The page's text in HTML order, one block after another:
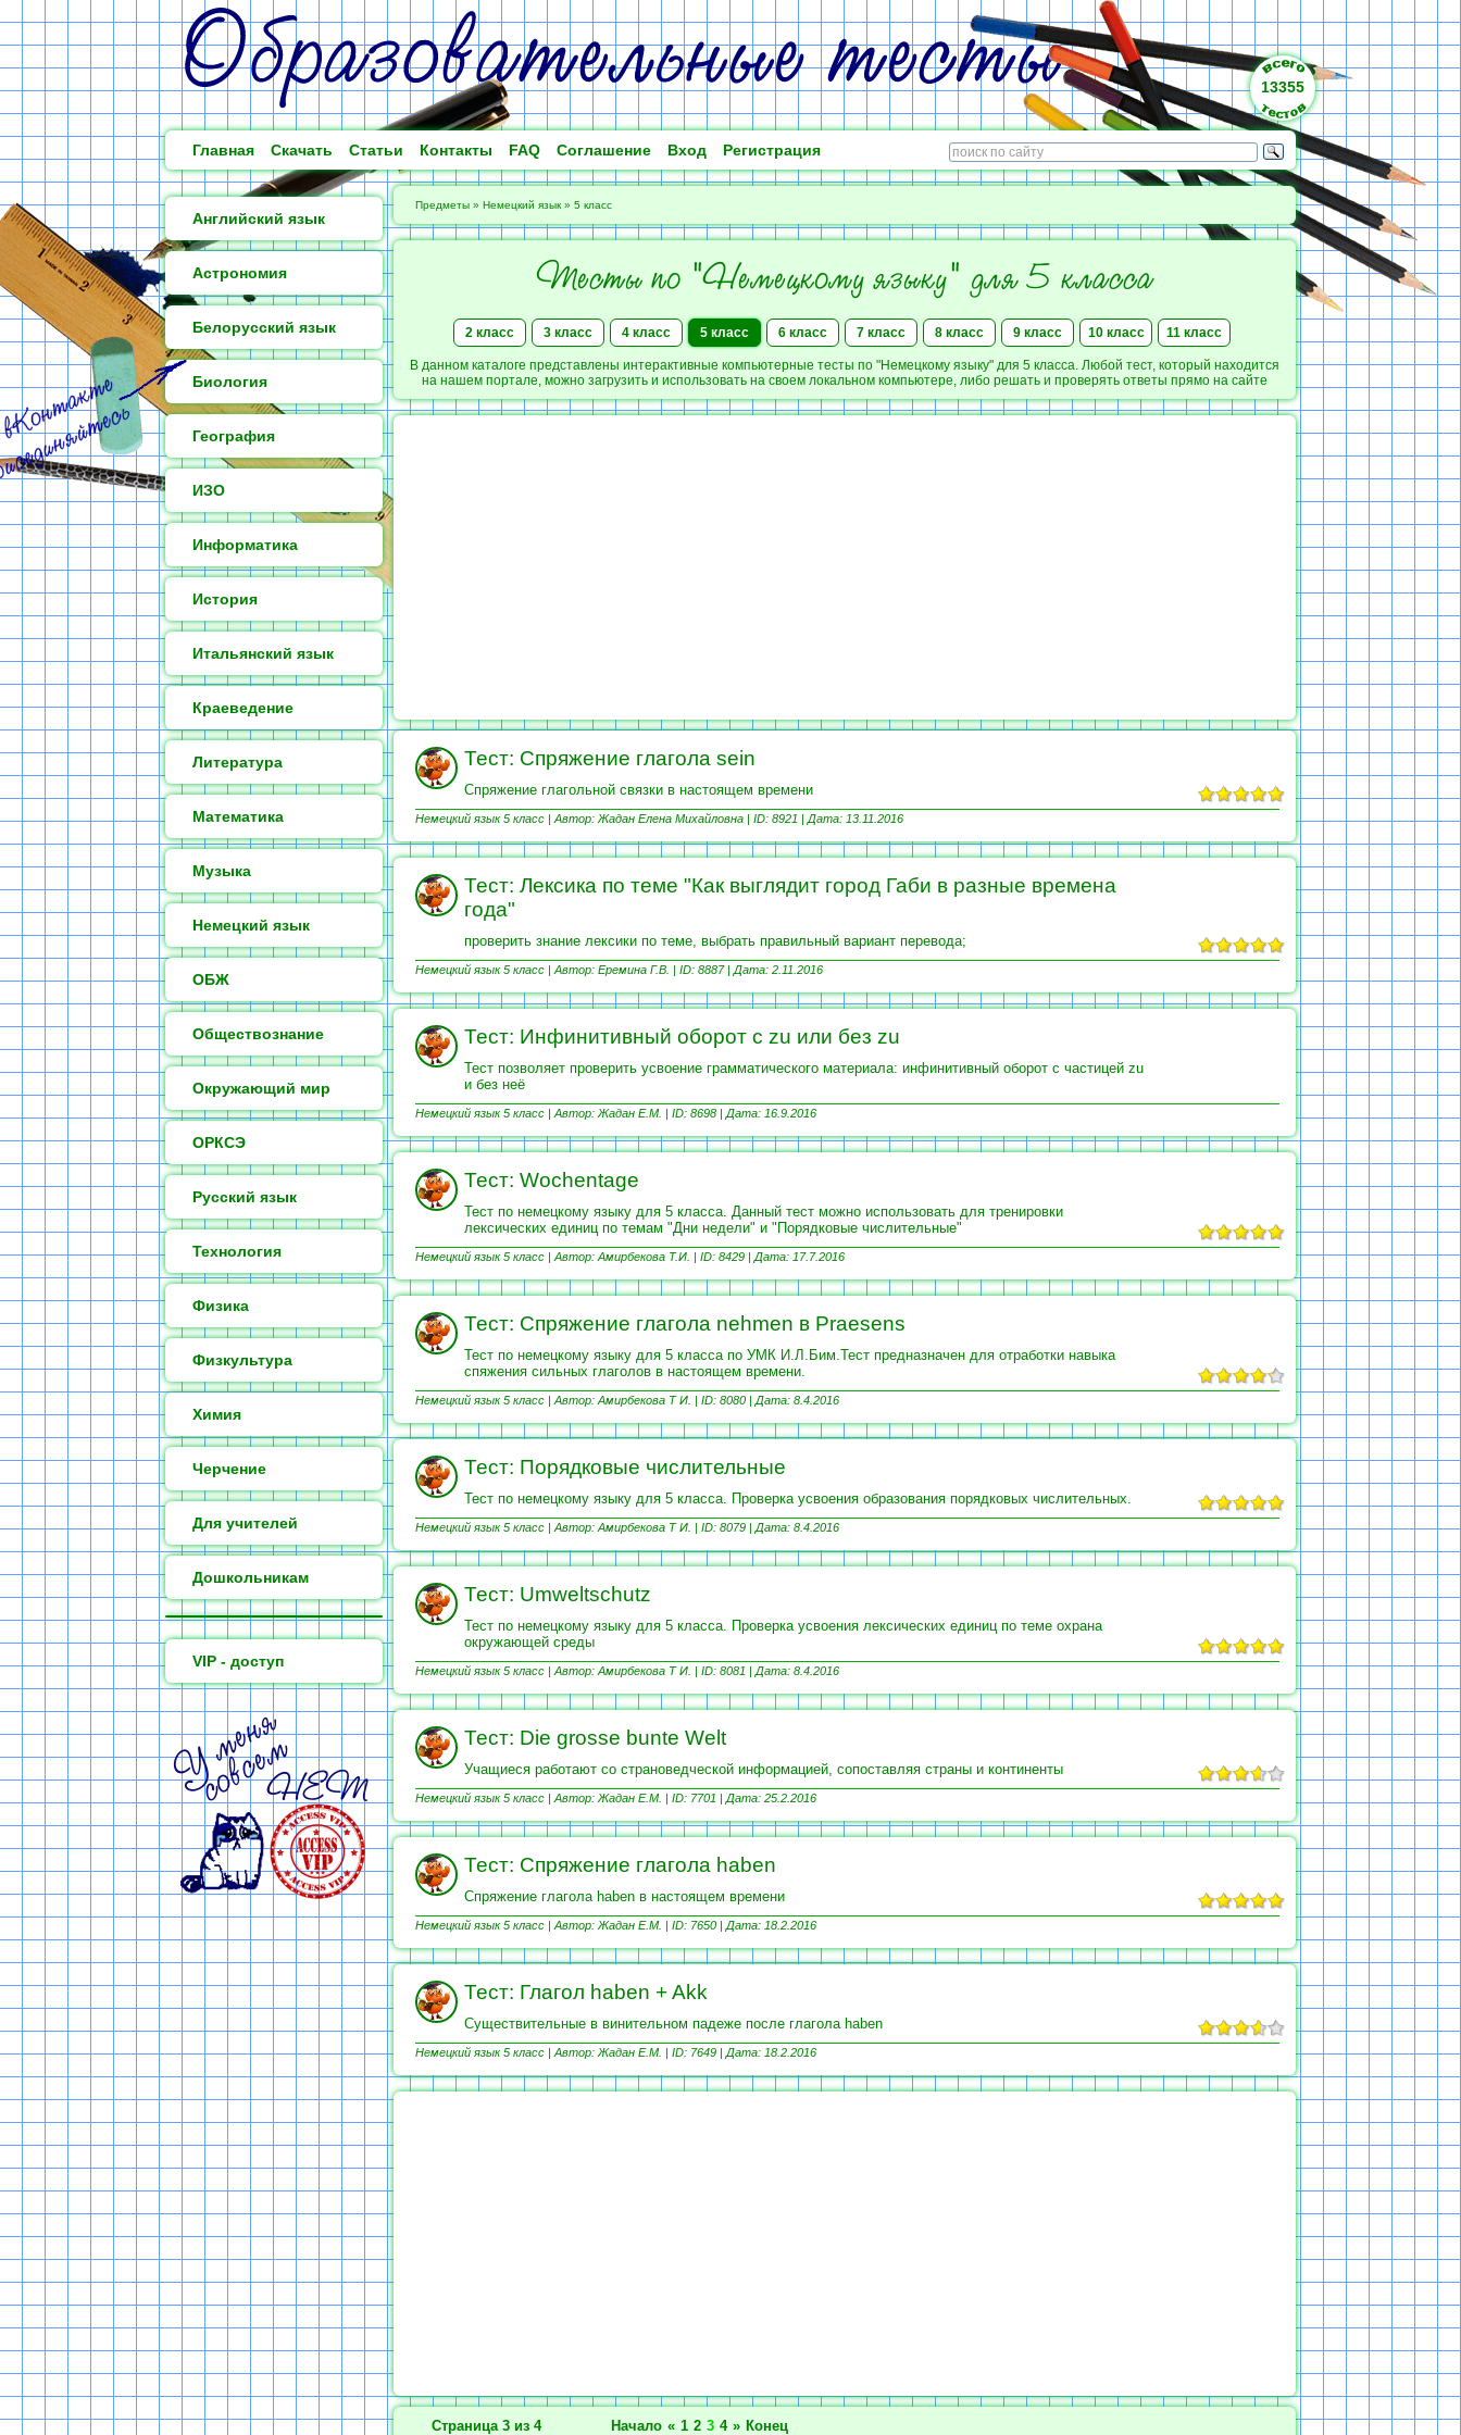
13355
Главная Скачать Статьи Контакты FAQ Соглашение Вход Регистрация
Английский язык
Астрономия
Белорусский язык
Биология
География
ИЗО
Информатика
История
Итальянский язык
Краеведение
Литература
Математика
Музыка
Немецкий язык
ОБЖ
Обществознание
Окружающий мир
ОРКСЭ
Русский язык
Технология
Физика
Физкультура
Химия
Черчение
Для учителей
Дошкольникам
VIP - доступ
Предметы » Немецкий язык » 5 класс
Тесты по "Немецкому языку" для 5 класса
2 класс 3 класс 4 класс 5 класс 6 класс 7 класс 8 класс 9 класс 10 класс 11 класс
В данном каталоге представлены интерактивные компьютерные тесты по "Немецкому языку" для 5 класса. Любой тест, который находится
на нашем портале, можно загрузить и использовать на своем локальном компьютере, либо решать и проверять ответы прямо на сайте
Тест: Спряжение глагола sein
Спряжение глагольной связки в настоящем времени
Немецкий язык 5 класс | Автор: Жадан Елена Михайловна | ID: 8921 | Дата: 13.11.2016
Тест: Лексика по теме "Как выглядит город Габи в разные времена
года"
проверить знание лексики по теме, выбрать правильный вариант перевода;
Немецкий язык 5 класс | Автор: Еремина Г.В. | ID: 8887 | Дата: 2.11.2016
Тест: Инфинитивный оборот с zu или без zu
Тест позволяет проверить усвоение грамматического материала: инфинитивный оборот с частицей zu
и без неё
Немецкий язык 5 класс | Автор: Жадан Е.М. | ID: 8698 | Дата: 16.9.2016
Тест: Wochentage
Тест по немецкому языку для 5 класса. Данный тест можно использовать для тренировки
лексических единиц по темам "Дни недели" и "Порядковые числительные"
Немецкий язык 5 класс | Автор: Амирбекова Т.И. | ID: 8429 | Дата: 17.7.2016
Тест: Спряжение глагола nehmen в Praesens
Тест по немецкому языку для 5 класса по УМК И.Л.Бим.Тест предназначен для отработки навыка
спяжения сильных глаголов в настоящем времени.
Немецкий язык 5 класс | Автор: Амирбекова Т И. | ID: 8080 | Дата: 8.4.2016
Тест: Порядковые числительные
Тест по немецкому языку для 5 класса. Проверка усвоения образования порядковых числительных.
Немецкий язык 5 класс | Автор: Амирбекова Т И. | ID: 8079 | Дата: 8.4.2016
Тест: Umweltschutz
Тест по немецкому языку для 5 класса. Проверка усвоения лексических единиц по теме охрана
окружающей среды
Немецкий язык 5 класс | Автор: Амирбекова Т И. | ID: 8081 | Дата: 8.4.2016
Тест: Die grosse bunte Welt
Учащиеся работают со страноведческой информацией, сопоставляя страны и континенты
Немецкий язык 5 класс | Автор: Жадан Е.М. | ID: 7701 | Дата: 25.2.2016
Тест: Спряжение глагола haben
Спряжение глагола haben в настоящем времени
Немецкий язык 5 класс | Автор: Жадан Е.М. | ID: 7650 | Дата: 18.2.2016
Тест: Глагол haben + Akk
Существительные в винительном падеже после глагола haben
Немецкий язык 5 класс | Автор: Жадан Е.М. | ID: 7649 | Дата: 18.2.2016
Страница 3 из 4 Начало « 1 2 3 4 » Конец